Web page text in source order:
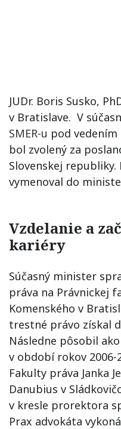
JUDr. Boris Susko,
v Bratislave. V
SMER-u pod
bol zvolený za
Slovenskej
vymenoval do
Vzdelanie a
kariéry
Súčasný minister
práva na Právnickej
Komenského v
trestné právo získal
Následne pôsobil
v období rokov
Fakulty práva Janka
Danubius v
v kresle prorektora
Prax advokáta